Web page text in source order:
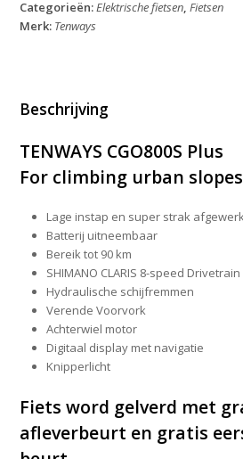
aantal
Categorieën:Elektrische fietsen,Fietsen
Merk: Tenways
Beschrijving
TENWAYS CGO800S Plus
For climbing urban slopes
Lage instap en super strak
Batterij uitneembaar
Bereik tot 90 km
SHIMANO CLARIS 8-speed Drivetrain
Hydraulische schijfremmen
Verende Voorvork
Achterwiel motor
Digitaal display met navigatie
Knipperlicht
Fiets word gelverd met
afleverbeurt en gratis